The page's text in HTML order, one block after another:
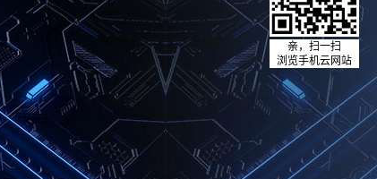
亲，扫一扫
浏览手机云网站